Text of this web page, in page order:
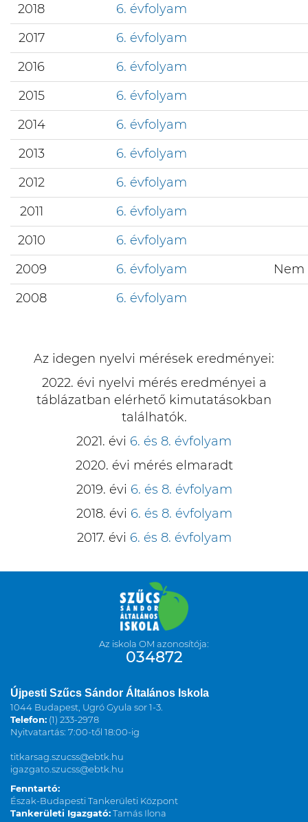
2018
6. évfolyam
2017
6. évfolyam
2016
6. évfolyam
2015
6. évfolyam
2014
6. évfolyam
2013
6. évfolyam
2012
6. évfolyam
2011
6. évfolyam
2010
6. évfolyam
2009
6. évfolyam
Nem
2008
6. évfolyam
Az idegen nyelvi mérések eredményei:
2022. évi nyelvi mérés eredményei a
táblázatban elérhető kimutatásokban
találhatók.
2021. évi 6. és 8. évfolyam
2020. évi mérés elmaradt
2019. évi 6. és 8. évfolyam
2018. évi 6. és 8. évfolyam
2017. évi 6. és 8. évfolyam
Az iskola OM azonosítója:
034872
Újpesti Szűcs Sándor Általános Iskola
1044 Budapest, Ugró Gyula sor 1-3.
Telefon: (1) 233-2978
Nyitvatartás: 7:00-től 18:00-ig
titkarsag.szucss@ebtk.hu
igazgato.szucss@ebtk.hu
Fenntartó:
Észak-Budapesti Tankerületi Központ
Tankerületi Igazgató:Tamás Ilona